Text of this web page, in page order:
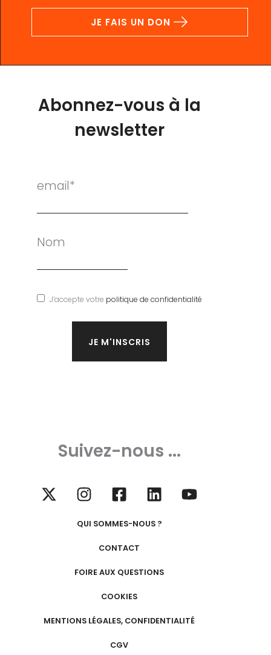
JE FAIS UN DON
Abonnez-vous à la
newsletter
email*
Nom
J’accepte votre politique de confidentialité
Suivez-nous ...
QUI SOMMES-NOUS ?
CONTACT
FOIRE AUX QUESTIONS
COOKIES
MENTIONS LÉGALES, CONFIDENTIALITÉ
CGV